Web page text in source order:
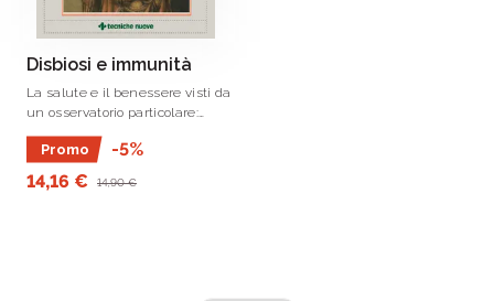
Disbiosi e immunità
La salute e il benessere visti da
un osservatorio particolare:
l’intestino.
Promo
-5%
14,16 €
14,90 €